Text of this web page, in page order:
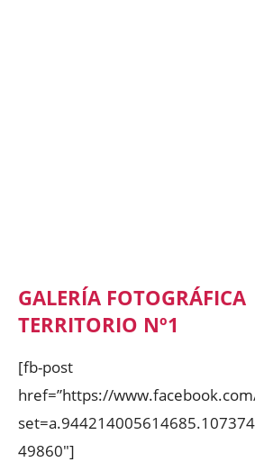
GALERÍA FOTOGRÁFICA
TERRITORIO Nº1
[fb-post
href=”https://
49860″]